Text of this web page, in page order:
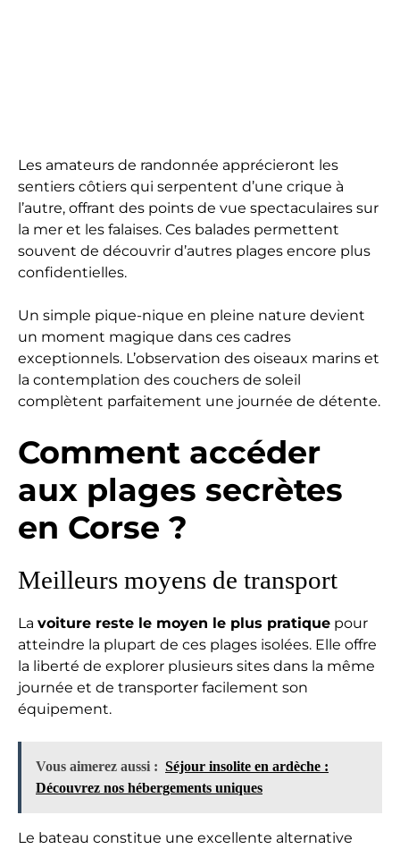
Les amateurs de randonnée apprécieront les
sentiers côtiers qui serpentent d’une crique à
l’autre, offrant des points de vue spectaculaires sur
la mer et les falaises. Ces balades permettent
souvent de découvrir d’autres plages encore plus
confidentielles.
Un simple pique-nique en pleine nature devient
un moment magique dans ces cadres
exceptionnels. L’observation des oiseaux marins et
la contemplation des couchers de soleil
complètent parfaitement une journée de détente.
Comment accéder
aux plages secrètes
en Corse ?
Meilleurs moyens de transport
La voiture reste le moyen le plus pratique pour
atteindre la plupart de ces plages isolées. Elle offre
la liberté de explorer plusieurs sites dans la même
journée et de transporter facilement son
équipement.
Vous aimerez aussi : Séjour insolite en ardèche :
Découvrez nos hébergements uniques
Le bateau constitue une excellente alternative